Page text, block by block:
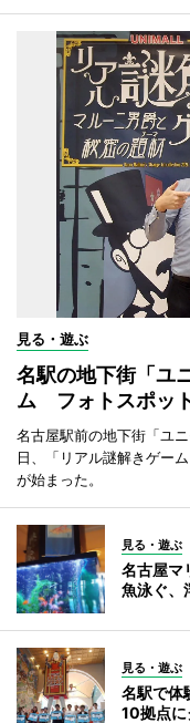
見る・遊ぶ
名駅の地下街「ユ
ム フォトスポッ
名古屋駅前の地下街「ユ
日、「リアル謎解きゲー
が始まった。
見る・遊ぶ
名古屋
魚泳ぐ、
見る・遊ぶ
名駅で体
10拠点